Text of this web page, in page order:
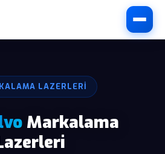
LAZERLERI
Markalama